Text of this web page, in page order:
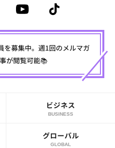
を募集中。週1回のメルマガ
が閲覧可能📚
ビジネス
BUSINESS
グローバル
GLOBAL